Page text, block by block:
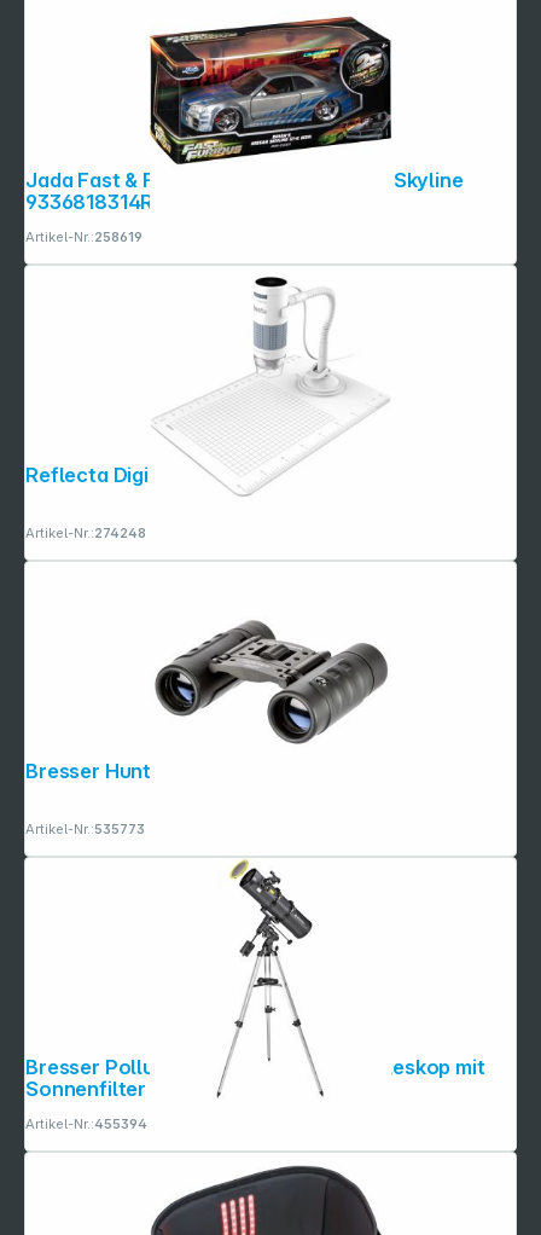
Jada Fast & Furious Anniv. 1:24 Nissan Skyline
9336818314R00
Artikel-Nr.:258619
Reflecta DigiMicroscope Flex
Artikel-Nr.:274248
Artikel-Nr.:535773
Bresser Pollux 150/750 EQ3 Spiegelteleskop mit
Sonnenfilter
Artikel-Nr.:455394